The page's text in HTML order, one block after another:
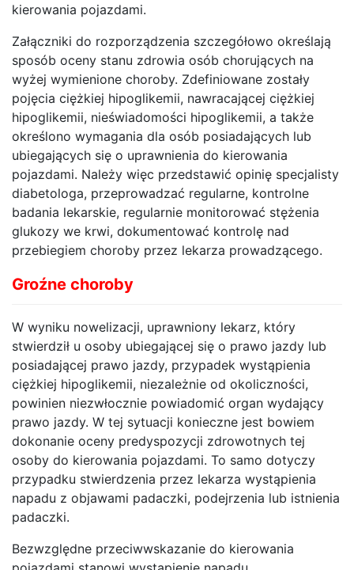
kierowania pojazdami.
Załączniki do rozporządzenia szczegółowo określają
sposób oceny stanu zdrowia osób chorujących na
wyżej wymienione choroby. Zdefiniowane zostały
pojęcia ciężkiej hipoglikemii, nawracającej ciężkiej
hipoglikemii, nieświadomości hipoglikemii, a także
określono wymagania dla osób posiadających lub
ubiegających się o uprawnienia do kierowania
pojazdami. Należy więc przedstawić opinię specjalisty
diabetologa, przeprowadzać regularne, kontrolne
badania lekarskie, regularnie monitorować stężenia
glukozy we krwi, dokumentować kontrolę nad
przebiegiem choroby przez lekarza prowadzącego.
Groźne choroby
W wyniku nowelizacji, uprawniony lekarz, który
stwierdził u osoby ubiegającej się o prawo jazdy lub
posiadającej prawo jazdy, przypadek wystąpienia
ciężkiej hipoglikemii, niezależnie od okoliczności,
powinien niezwłocznie powiadomić organ wydający
prawo jazdy. W tej sytuacji konieczne jest bowiem
dokonanie oceny predyspozycji zdrowotnych tej
osoby do kierowania pojazdami. To samo dotyczy
przypadku stwierdzenia przez lekarza wystąpienia
napadu z objawami padaczki, podejrzenia lub istnienia
padaczki.
Bezwzględne przeciwwskazanie do kierowania